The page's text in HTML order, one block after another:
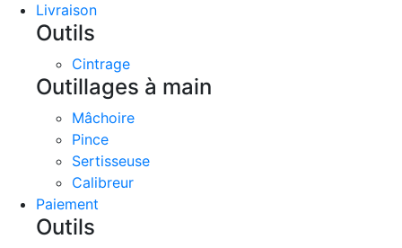
Livraison
Outils
Cintrage
Outillages à main
Mâchoire
Pince
Sertisseuse
Calibreur
Paiement
Outils